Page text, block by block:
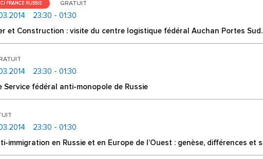
FRANCE RUSSIE GRATUIT
23:30 - 01:30
et Construction : visite du centre logistique fédéral Auchan Portes Sud.
23:30 - 01:30
Service fédéral anti-monopole de Russie
23:30 - 01:30
immigration en Russie et en Europe de l’Ouest : genèse, différences et